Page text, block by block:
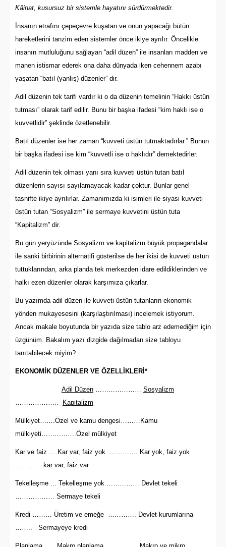
Kâinat, kusursuz bir sistemle hayatını sürdürmektedir.
İnsanın etrafını çepeçevre kuşatan ve onun yapacağı bütün
hareketlerini tanzim eden sistemler önce ikiye ayrılır. Öncelikle
insanın mutluluğunu sağlayan “adil düzen” ile insanları madden ve
manen istismar ederek ona daha dünyada iken cehennem azabı
yaşatan “batıl (yanlış) düzenler” dir.
Adil düzenin tek tarifi vardır ki o da düzenin temelinin “Hakkı üstün
tutması” olarak tarif edilir. Bunu bir başka ifadesi “kim haklı ise o
kuvvetlidir” şeklinde özetlenebilir.
Batıl düzenler ise her zaman “kuvveti üstün tutmaktadırlar.” Bunun
bir başka ifadesi ise kim “kuvvetli ise o haklıdır” demektedirler.
Adil düzenin tek olması yanı sıra kuvveti üstün tutan batıl
düzenlerin sayısı sayılamayacak kadar çoktur. Bunlar genel
tasnifte ikiye ayrılırlar. Zamanımızda ki isimleri ile siyasi kuvveti
üstün tutan “Sosyalizm” ile sermaye kuvvetini üstün tuta
“Kapitalizm” dir.
Bu gün yeryüzünde Sosyalizm ve kapitalizm büyük propagandalar
ile sanki birbirinin alternatifi gösterilse de her ikisi de kuvveti üstün
tuttuklarından, arka planda tek merkezden idare edildiklerinden ve
halkı ezen düzenler olarak karşımıza çıkarlar.
Bu yazımda adil düzen ile kuvveti üstün tutanların ekonomik
yönden mukayesesini (karşılaştırılması) incelemek istiyorum.
Ancak makale boyutunda bir yazıda size tablo arz edemediğim için
üzgünüm. Bakalım yazı dizgide dağılmadan size tabloyu
tanıtabilecek miyim?
EKONOMİK DÜZENLER VE ÖZELLİKLERİ*
Adil Düzen ………………… Sosyalizm
………………..
Kapitalizm
Mülkiyet…….Özel ve kamu dengesi………Kamu
mülkiyeti…………….Özel mülkiyet
Kar ve faiz ….Kar var, faiz yok …………. Kar yok, faiz yok
………… kar var, faiz var
Tekelleşme ... Tekelleşme yok …………… Devlet tekeli
……………… Sermaye tekeli
Kredi ……… Üretim ve emeğe …………. Devlet kurumlarına
…….. Sermayeye kredi